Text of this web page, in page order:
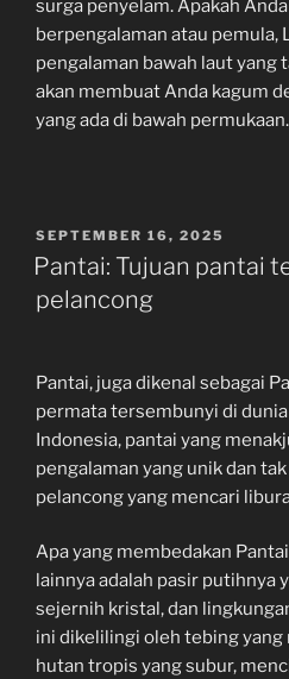
surga penyelam. Apakah
berpengalaman atau pemula,
pengalaman bawah laut yang
akan membuat Anda kagum
yang ada di bawah permukaan.
POSTED
ON
SEPTEMBER 16, 2025
Pantai: Tujuan pantai
pelancong
Pantai, juga dikenal sebagai
permata tersembunyi di
Indonesia, pantai yang
pengalaman yang unik dan
pelancong yang mencari
Apa yang membedakan
lainnya adalah pasir putihnya
sejernih kristal, dan
ini dikelilingi oleh tebing
hutan tropis yang subur,